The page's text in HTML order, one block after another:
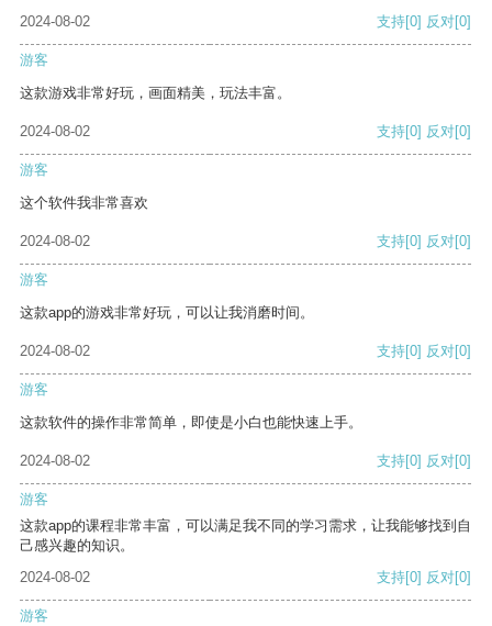
2024-08-02
支持[0] 反对[0]
游客
这款游戏非常好玩，画面精美，玩法丰富。
2024-08-02 支持[0] 反对[0]
游客
这个软件我非常喜欢
2024-08-02 支持[0] 反对[0]
游客
这款app的游戏非常好玩，可以让我消磨时间。
2024-08-02 支持[0] 反对[0]
游客
这款软件的操作非常简单，即使是小白也能快速上手。
2024-08-02 支持[0] 反对[0]
游客
这款app的课程非常丰富，可以满足我不同的学习需求，让我能够找到自
己感兴趣的知识。
2024-08-02
支持[0] 反对[0]
游客